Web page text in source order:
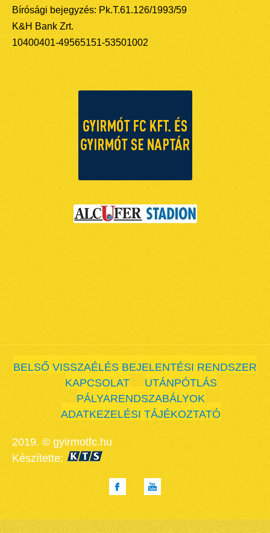
Bírósági bejegyzés: Pk.T.61.126/1993/59
K&H Bank Zrt.
10400401-49565151-53501002
BELSŐ VISSZAÉLÉS BEJELENTÉSI RENDSZER
KAPCSOLAT
UTÁNPÓTLÁS
PÁLYARENDSZABÁLYOK
ADATKEZELÉSI TÁJÉKOZTATÓ
2019. © gyirmotfc.hu
Készítette: